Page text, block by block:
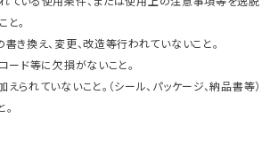
。
き換え、変更、改造等行われていないこと。
ード等に欠損がないこと。
られていないこと。（シール、パッケージ、納品書等）